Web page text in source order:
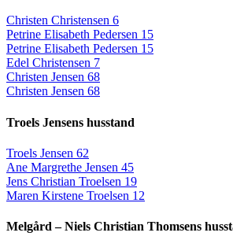
Christen Christensen 6
Petrine Elisabeth Pedersen 15
Petrine Elisabeth Pedersen 15
Edel Christensen 7
Christen Jensen 68
Christen Jensen 68
Troels Jensens husstand
Troels Jensen 62
Ane Margrethe Jensen 45
Jens Christian Troelsen 19
Maren Kirstene Troelsen 12
Melgård – Niels Christian Thomsens